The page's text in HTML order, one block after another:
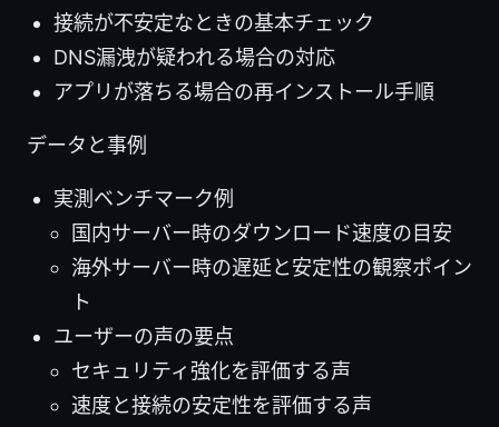
接続が不安定なときの基本チェック
DNS漏洩が疑われる場合の対応
アプリが落ちる場合の再インストール手順
データと事例
実測ベンチマーク例
国内サーバー時のダウンロード速度の目安
海外サーバー時の遅延と安定性の観察ポイン
ト
ユーザーの声の要点
セキュリティ強化を評価する声
速度と接続の安定性を評価する声